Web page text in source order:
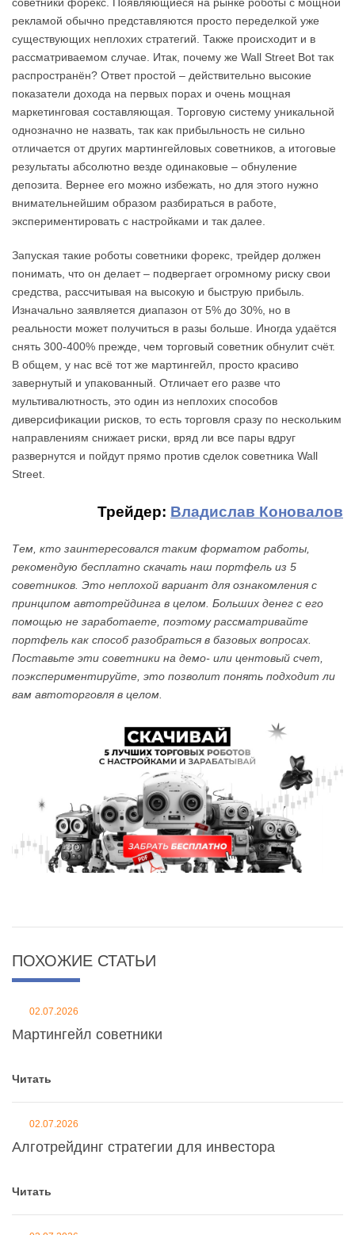
советники форекс. Появляющиеся на рынке роботы с мощной
рекламой обычно представляются просто переделкой уже
существующих неплохих стратегий. Также происходит и в
рассматриваемом случае. Итак, почему же Wall Street Bot так
распространён? Ответ простой – действительно высокие
показатели дохода на первых порах и очень мощная
маркетинговая составляющая. Торговую систему уникальной
однозначно не назвать, так как прибыльность не сильно
отличается от других мартингейловых советников, а итоговые
результаты абсолютно везде одинаковые – обнуление
депозита. Вернее его можно избежать, но для этого нужно
внимательнейшим образом разбираться в работе,
экспериментировать с настройками и так далее.
Запуская такие роботы советники форекс, трейдер должен
понимать, что он делает – подвергает огромному риску свои
средства, рассчитывая на высокую и быструю прибыль.
Изначально заявляется диапазон от 5% до 30%, но в
реальности может получиться в разы больше. Иногда удаётся
снять 300-400% прежде, чем торговый советник обнулит счёт.
В общем, у нас всё тот же мартингейл, просто красиво
завернутый и упакованный. Отличает его разве что
мультивалютность, это один из неплохих способов
диверсификации рисков, то есть торговля сразу по нескольким
направлениям снижает риски, вряд ли все пары вдруг
развернутся и пойдут прямо против сделок советника Wall
Street.
Трейдер: Владислав Коновалов
Тем, кто заинтересовался таким форматом работы,
рекомендую бесплатно скачать наш портфель из 5
советников. Это неплохой вариант для ознакомления с
принципом автотрейдинга в целом. Больших денег с его
помощью не заработаете, поэтому рассматривайте
портфель как способ разобраться в базовых вопросах.
Поставьте эти советники на демо- или центовый счет,
поэкспериментируйте, это позволит понять подходит ли
вам автоторговля в целом.
ПОХОЖИЕ СТАТЬИ
02.07.2026
Мартингейл советники
Читать
02.07.2026
Алготрейдинг стратегии для инвестора
Читать